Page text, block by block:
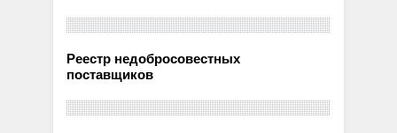
Реестр недобросовестных
поставщиков